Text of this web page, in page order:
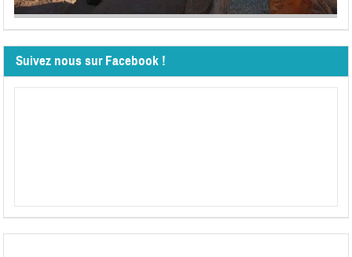
Suivez nous sur Facebook !